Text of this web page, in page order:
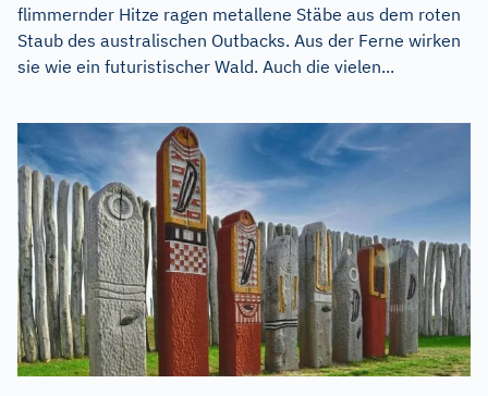
flimmernder Hitze ragen metallene Stäbe aus dem roten
Staub des australischen Outbacks. Aus der Ferne wirken
sie wie ein futuristischer Wald. Auch die vielen...